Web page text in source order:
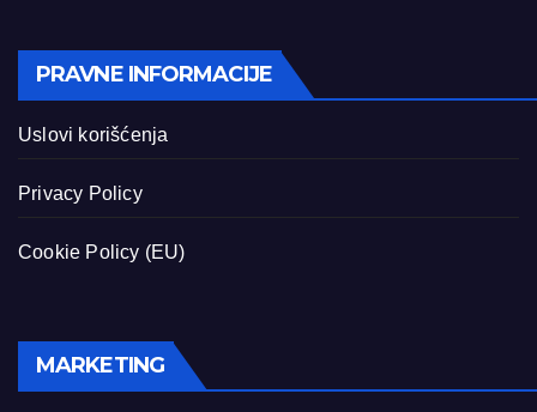
PRAVNE INFORMACIJE
Uslovi korišćenja
Privacy Policy
Cookie Policy (EU)
MARKETING